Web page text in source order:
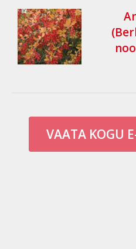
VAATA KOGU